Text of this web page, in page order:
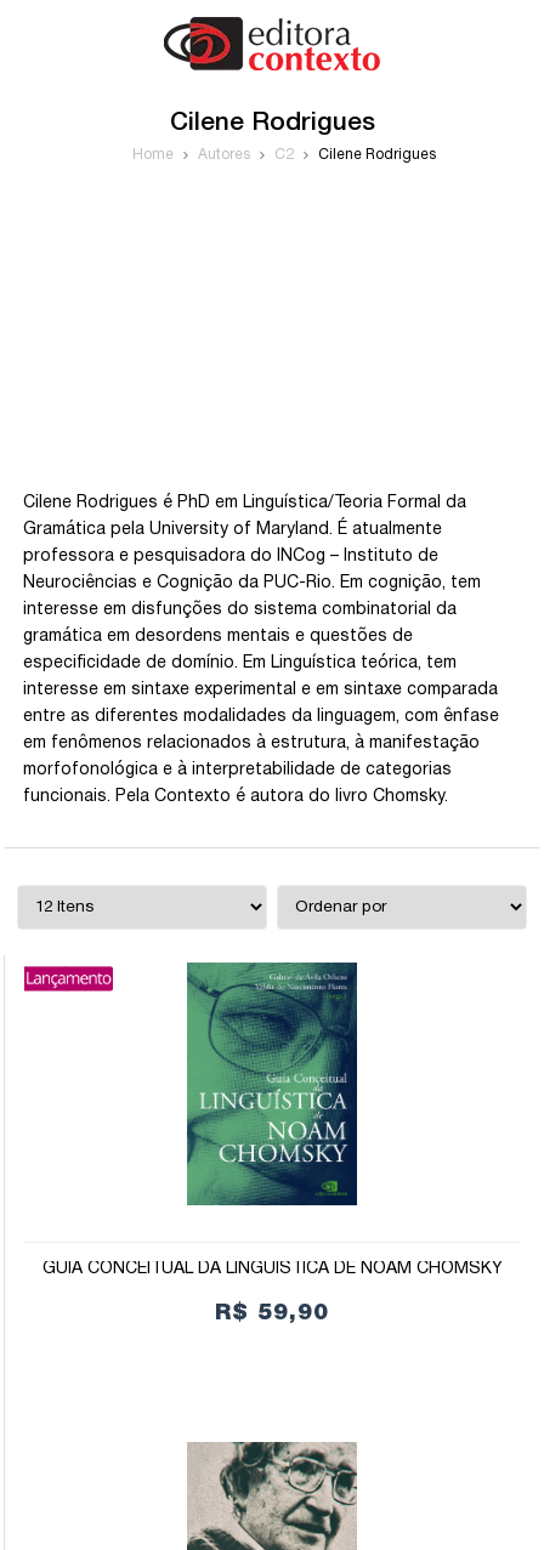
Cilene Rodrigues
Home Autores C2 Cilene Rodrigues
Cilene Rodrigues é PhD em Linguística/Teoria Formal da
Gramática pela University of Maryland. É atualmente
professora e pesquisadora do INCog – Instituto de
Neurociências e Cognição da PUC-Rio. Em cognição, tem
interesse em disfunções do sistema combinatorial da
gramática em desordens mentais e questões de
especificidade de domínio. Em Linguística teórica, tem
interesse em sintaxe experimental e em sintaxe comparada
entre as diferentes modalidades da linguagem, com ênfase
em fenômenos relacionados à estrutura, à manifestação
morfofonológica e à interpretabilidade de categorias
funcionais. Pela Contexto é autora do livro Chomsky.
GUIA CONCEITUAL DA LINGUÍSTICA DE NOAM CHOMSKY
R$ 59,90